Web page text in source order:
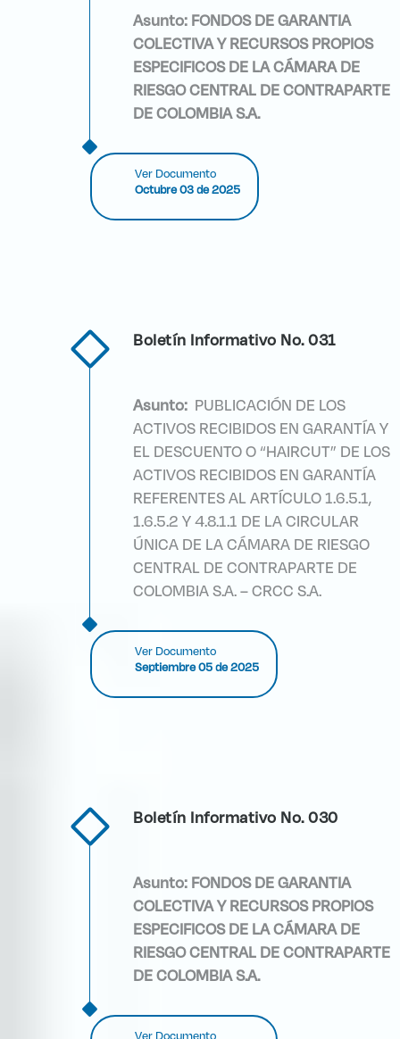
Asunto: FONDOS DE GARANTIA
COLECTIVA Y RECURSOS PROPIOS
ESPECIFICOS DE LA CÁMARA DE
RIESGO CENTRAL DE CONTRAPARTE
DE COLOMBIA S.A.
Ver Documento
Octubre 03 de 2025
Boletín Informativo No. 031
Asunto: PUBLICACIÓN DE LOS
ACTIVOS RECIBIDOS EN GARANTÍA Y
EL DESCUENTO O “HAIRCUT” DE LOS
ACTIVOS RECIBIDOS EN GARANTÍA
REFERENTES AL ARTÍCULO 1.6.5.1,
1.6.5.2 Y 4.8.1.1 DE LA CIRCULAR
ÚNICA DE LA CÁMARA DE RIESGO
CENTRAL DE CONTRAPARTE DE
COLOMBIA S.A. – CRCC S.A.
Ver Documento
Septiembre 05 de 2025
Boletín Informativo No. 030
Asunto: FONDOS DE GARANTIA
COLECTIVA Y RECURSOS PROPIOS
ESPECIFICOS DE LA CÁMARA DE
RIESGO CENTRAL DE CONTRAPARTE
DE COLOMBIA S.A.